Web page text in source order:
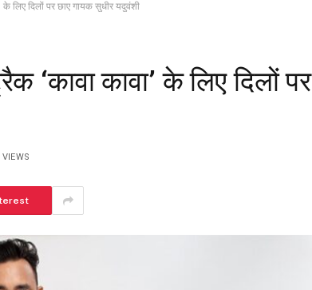
लिए दिलों पर छाए गायक सुधीर यदुवंशी
कावा’ के लिए दिलों पर
VIEWS